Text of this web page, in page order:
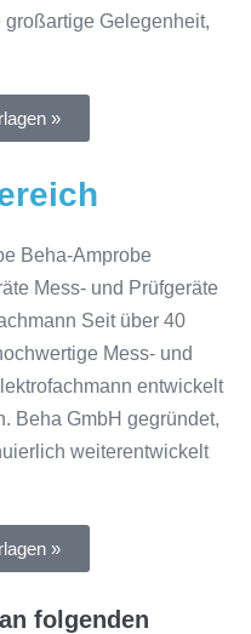
Gelegenheit,
»
Beha-Amprobe
Mess- und Prüfgeräte
Seit über 40
Mess- und
entwickelt
Beha GmbH gegründet,
weiterentwickelt
»
folgenden